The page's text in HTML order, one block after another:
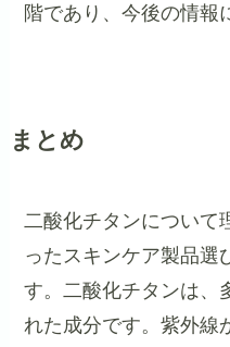
階であり、今後の情報
まとめ
二酸化チタンについて
ったスキンケア製品選
す。二酸化チタンは、
れた成分です。紫外線